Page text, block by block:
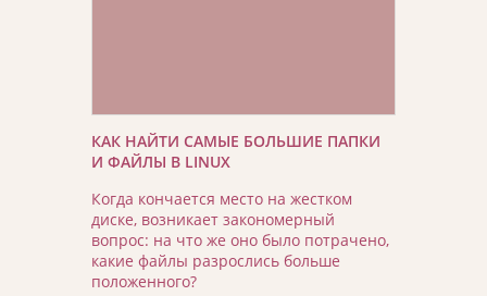
КАК НАЙТИ САМЫЕ БОЛЬШИЕ ПАПКИ
И ФАЙЛЫ В LINUX
Когда кончается место на жестком
диске, возникает закономерный
вопрос: на что же оно было потрачено,
какие файлы разрослись больше
положенного?